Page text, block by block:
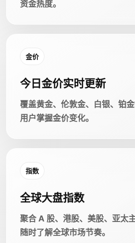
资金热度。
金价
今日金价实时更新
覆盖黄金、伦敦金、白银、铂
用户掌握金价变化。
指数
全球大盘指数
聚合 A 股、港股、美股、亚太
随时了解全球市场节奏。